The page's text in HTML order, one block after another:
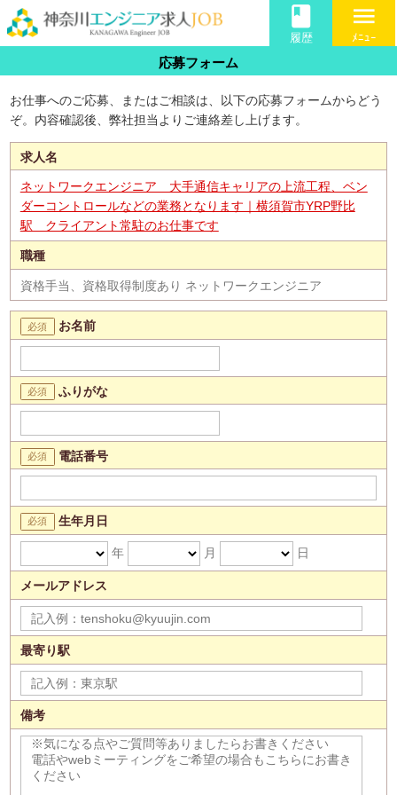
book
履歴
menu
ﾒﾆｭｰ
応募フォーム
お仕事へのご応募、またはご相談は、以下の応募フォームからどう
ぞ。内容確認後、弊社担当よりご連絡差し上げます。
求人名
ネットワークエンジニア 大手通信キャリアの上流工程、ベン
ダーコントロールなどの業務となります｜横須賀市YRP野比
駅 クライアント常駐のお仕事です
職種
資格手当、資格取得制度あり ネットワークエンジニア
お名前
ふりがな
電話番号
生年月日
年 月 日
メールアドレス
最寄り駅
備考